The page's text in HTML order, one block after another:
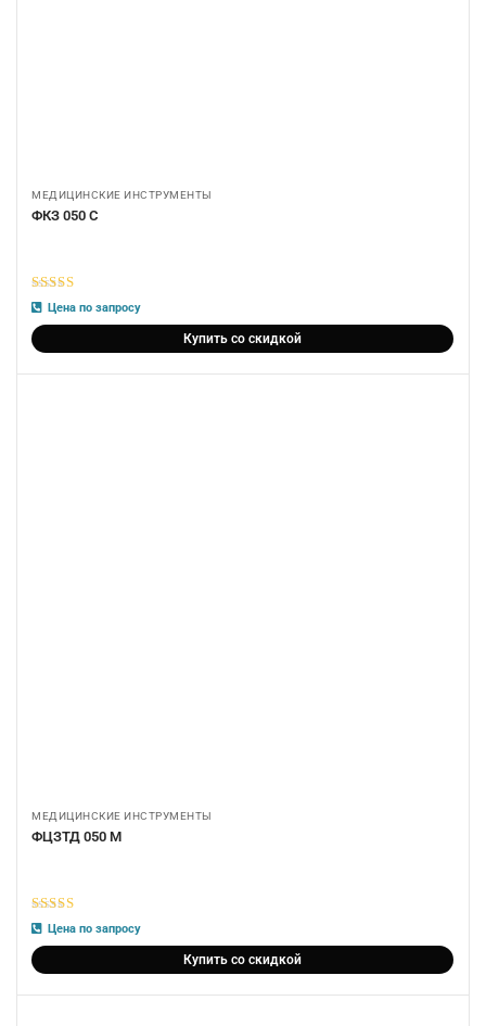
МЕДИЦИНСКИЕ ИНСТРУМЕНТЫ
ФКЗ 050 С
5из 5
Цена по запросу
Купить со скидкой
МЕДИЦИНСКИЕ ИНСТРУМЕНТЫ
ФЦЗТД 050 М
5из 5
Цена по запросу
Купить со скидкой